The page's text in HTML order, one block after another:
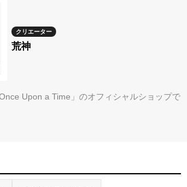
クリエーター
荒神
Upon a Time」のオフィシャルショップで